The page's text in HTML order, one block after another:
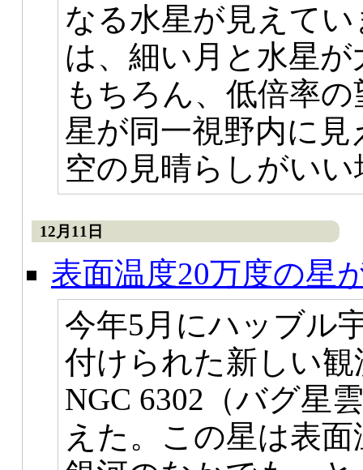
なる水星が見えて
は、細い月と水星
もちろん、低倍率
星が同一視野内に
空の見晴らしがい
12月11日
表面温度20万度の星
今年5月にハッブル
付けられた新しい
NGC 6302（バグ星
えた。この星は表